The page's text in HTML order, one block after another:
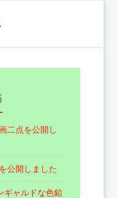
二点を公開し
公開しました
ャルドな色鉛